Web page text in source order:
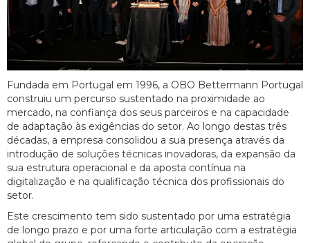
Fundada em Portugal em 1996, a OBO Bettermann Portugal
construiu um percurso sustentado na proximidade ao
mercado, na confiança dos seus parceiros e na capacidade
de adaptação às exigências do setor. Ao longo destas três
décadas, a empresa consolidou a sua presença através da
introdução de soluções técnicas inovadoras, da expansão da
sua estrutura operacional e da aposta contínua na
digitalização e na qualificação técnica dos profissionais do
setor.
Este crescimento tem sido sustentado por uma estratégia
de longo prazo e por uma forte articulação com a estratégia